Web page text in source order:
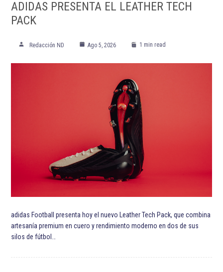
ADIDAS PRESENTA EL LEATHER TECH
PACK
Redacción ND Ago 5, 2026 1 min read
adidas Football presenta hoy el nuevo Leather Tech Pack, que combina
artesanía premium en cuero y rendimiento moderno en dos de sus
silos de fútbol…